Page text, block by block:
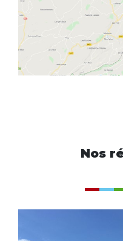
TRAVAUX
BÉTON
Nos